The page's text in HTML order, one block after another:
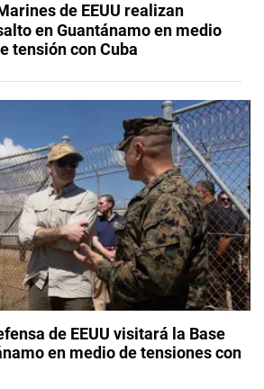
de EEUU realizan
en Guantánamo en medio
tensión con Cuba
de EEUU visitará la Base
en medio de tensiones con